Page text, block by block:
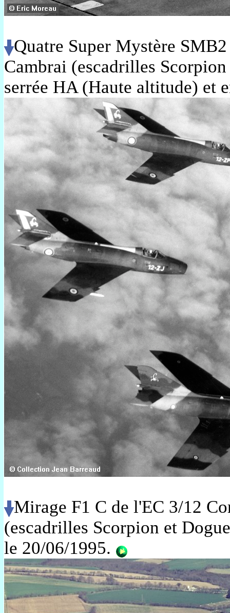
Quatre Super Mystère
Cambrai (escadrilles
serrée HA (Haute altitude) et
Mirage F1 C de l'EC 3/12
(escadrilles Scorpion et
le 20/06/1995.